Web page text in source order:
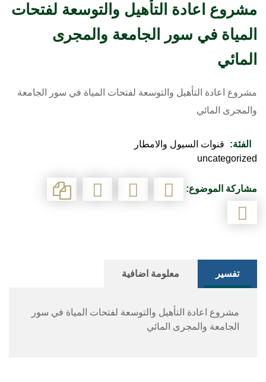
مشروع اعادة التأهيل والتوسعة لفتحات
المياة في سور الجامعة والمجرى
المائي
مشروع اعادة التأهيل والتوسعة لفتحات المياة في سور الجامعة
والمجرى المائي
الفئة:
قنوات السيول والامطار
uncategorized
مشاركة الموضوع:
تفسير معلومة اضافية
مشروع اعادة التأهيل والتوسعة لفتحات المياة في سور
الجامعة والمجرى المائي